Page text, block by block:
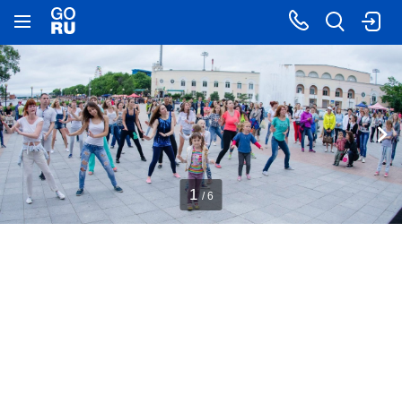
1 / 6